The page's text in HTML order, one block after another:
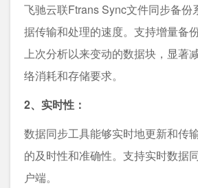
⻜驰云联Ftrans Sync⽂件同步备份
据传输和处理的速度。支持增量备
上次分析以来变动的数据块，显著
络消耗和存储要求。
2、实时性：
数据同步工具能够实时地更新和传
的及时性和准确性。支持实时数据
户端。